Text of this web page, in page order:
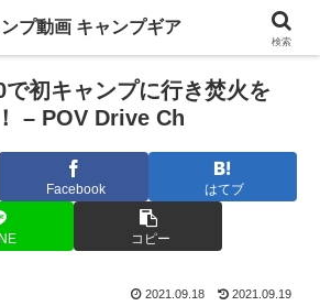
初キャンプに行き焚火を
– POV Drive Ch
Facebook はてブ
コピー
2021.09.18 2021.09.19
プ動画 キャンプギア
検索